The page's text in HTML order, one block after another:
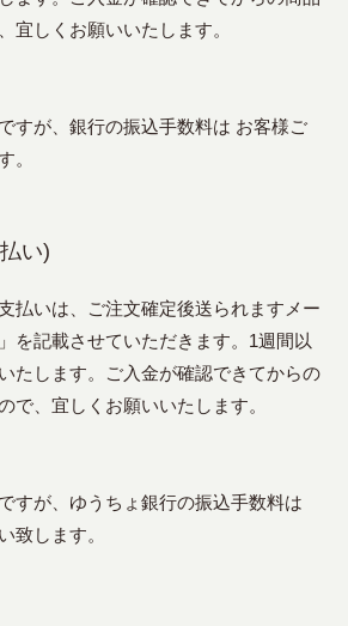
宜しくお願いいたします。
すが、銀行の振込手数料は お客様ご
。
い)
払いは、ご注文確定後送られますメー
を記載させていただきます。1週間以
たします。ご入金が確認できてからの
で、宜しくお願いいたします。
すが、ゆうちょ銀行の振込手数料は
致します。